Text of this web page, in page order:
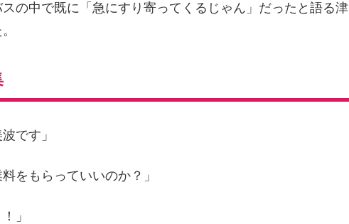
の中で既に「急にすり寄ってくるじゃん」だったと語る津
です」
をもらっていいのか？」
」